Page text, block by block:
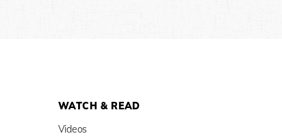
WATCH & READ
Videos